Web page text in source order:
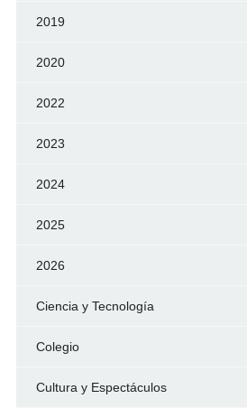
2019
2020
2022
2023
2024
2025
2026
Ciencia y Tecnología
Colegio
Cultura y Espectáculos